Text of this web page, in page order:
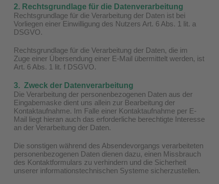
2. Rechtsgrundlage für die Datenverarbeitung
Rechtsgrundlage für die Verarbeitung der Daten ist bei
Vorliegen einer Einwilligung des Nutzers Art. 6 Abs. 1 lit. a
DSGVO.
Rechtsgrundlage für die Verarbeitung der Daten, die im
Zuge einer Übersendung einer E-Mail übermittelt werden, ist
Art. 6 Abs. 1 lit. f DSGVO.
3. Zweck der Datenverarbeitung
Die Verarbeitung der personenbezogenen Daten aus der
Eingabemaske dient uns allein zur Bearbeitung der
Kontaktaufnahme. Im Falle einer Kontaktaufnahme per E-
Mail liegt hieran auch das erforderliche berechtigte Interesse
an der Verarbeitung der Daten.
Die sonstigen während des Absendevorgangs verarbeiteten
personenbezogenen Daten dienen dazu, einen Missbrauch
des Kontaktformulars zu verhindern und die Sicherheit
unserer informationstechnischen Systeme sicherzustellen.